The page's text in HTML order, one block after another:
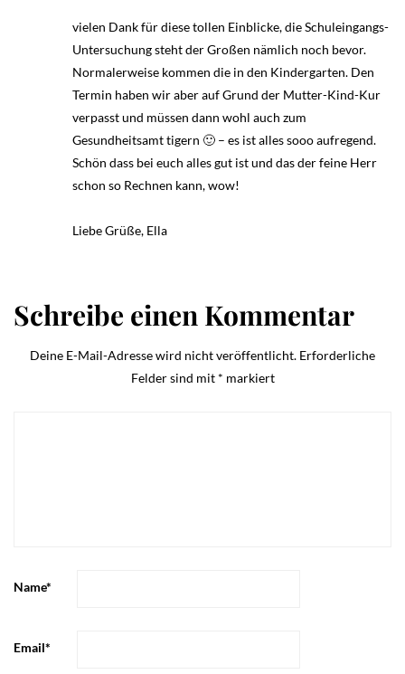
vielen Dank für diese tollen Einblicke, die Schuleingangs-
Untersuchung steht der Großen nämlich noch bevor.
Normalerweise kommen die in den Kindergarten. Den
Termin haben wir aber auf Grund der Mutter-Kind-Kur
verpasst und müssen dann wohl auch zum
Gesundheitsamt tigern 🙂 – es ist alles sooo aufregend.
Schön dass bei euch alles gut ist und das der feine Herr
schon so Rechnen kann, wow!
Liebe Grüße, Ella
Schreibe einen Kommentar
Deine E-Mail-Adresse wird nicht veröffentlicht. Erforderliche
Felder sind mit * markiert
Name*
Email*